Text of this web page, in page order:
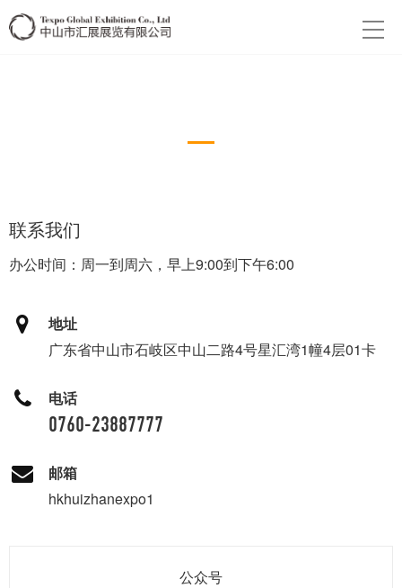
联系我们
办公时间：周一到周六，早上9:00到下午6:00
地址
广东省中山市石岐区中山二路4号星汇湾1幢4层01卡
电话
0760-23887777
邮箱
hkhuizhanexpo1
公众号